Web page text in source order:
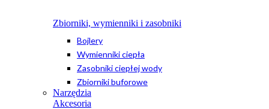
Zbiorniki, wymienniki i zasobniki
Bojlery
Wymienniki ciepła
Zasobniki ciepłej wody
Zbiorniki buforowe
Narzędzia
Akcesoria